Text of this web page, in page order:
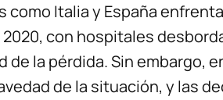
como Italia y España
con hospitales
de la pérdida. Sin embargo,
de la situación, y las